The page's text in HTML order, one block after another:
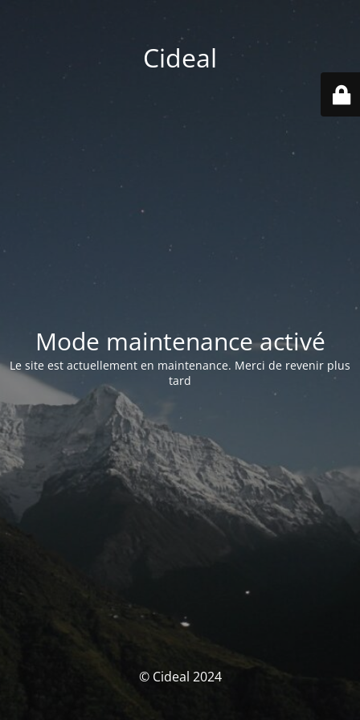
Cideal
Mode maintenance activé
Le site est actuellement en maintenance. Merci de revenir plus
tard
© Cideal 2024